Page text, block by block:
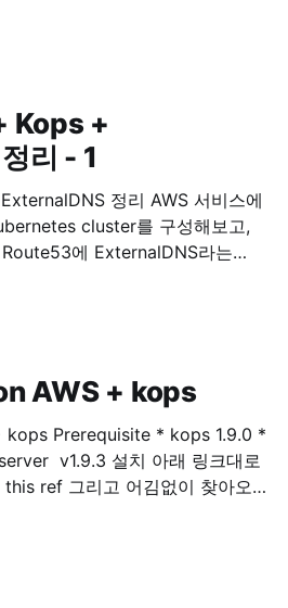
연동을 시작해봅시다.
dns · GitHub 위 링크에
에 대한 설명이
Kops +
리 - 1
정리 AWS 서비스에
cluster를 구성해보고,
에 ExternalDNS라는
을 정리하는데 목적이 있습니
AWS + kops
1.9.0 *
설치 아래 링크대로
$NAME) 후에 아래와 같은